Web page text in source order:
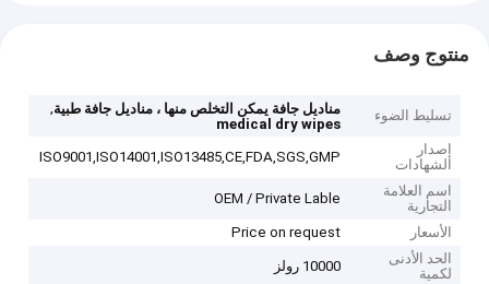
منتوج وصف
تسليط الضوء مناديل جافة يمكن التخلص منها ، مناديل جافة طبية,
medical dry wipes
إصدار
الشهادات
ISO9001,ISO14001,ISO13485,CE,FDA,SGS,GMP
اسم العلامة
التجارية
OEM / Private Lable
الأسعار
Price on request
الحد الأدنى
لكمية
10000 رولز